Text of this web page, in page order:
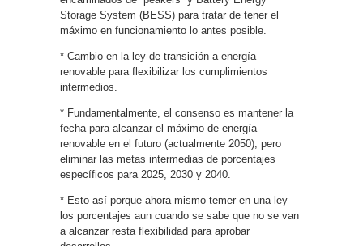
Storage System (BESS) para tratar de tener el
máximo en funcionamiento lo antes posible.
* Cambio en la ley de transición a energía
renovable para flexibilizar los cumplimientos
intermedios.
* Fundamentalmente, el consenso es mantener la
fecha para alcanzar el máximo de energía
renovable en el futuro (actualmente 2050), pero
eliminar las metas intermedias de porcentajes
específicos para 2025, 2030 y 2040.
* Esto así porque ahora mismo temer en una ley
los porcentajes aun cuando se sabe que no se van
a alcanzar resta flexibilidad para aprobar